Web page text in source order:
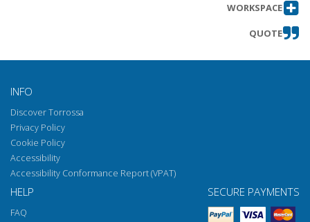
WORKSPACE
QUOTE
INFO
Discover Torrossa
Privacy Policy
Cookie Policy
Accessibility
Accessibility Conformance Report (VPAT)
HELP
FAQ
SECURE PAYMENTS